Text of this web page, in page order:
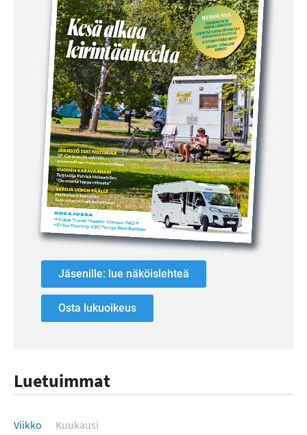
Jäsenille: lue näköislehteä
Osta lukuoikeus
Luetuimmat
Luetuimmat
Viikko Kuukausi